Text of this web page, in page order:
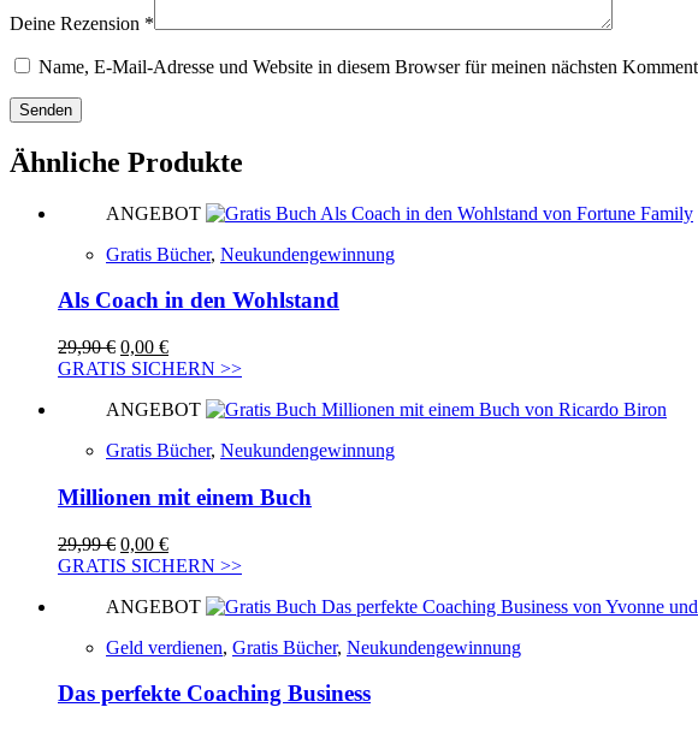
Deine Rezension *
Name, E-Mail-Adresse und Website in diesem Browser für meinen nächsten
Senden
Ähnliche Produkte
ANGEBOT
Gratis Bücher, Neukundengewinnung
Als Coach in den Wohlstand
29,90€ Ursprünglicher
Preis
29,90 €
0,00 €Aktueller
Preis
0,00 €.
GRATIS SICHERN >>
ANGEBOT
Gratis Bücher, Neukundengewinnung
Millionen mit einem Buch
29,99€ Ursprünglicher
Preis
29,99 €
0,00 €Aktueller
Preis
0,00 €.
GRATIS SICHERN >>
ANGEBOT
Geld verdienen, Gratis Bücher, Neukundengewinnung
Das perfekte Coaching Business